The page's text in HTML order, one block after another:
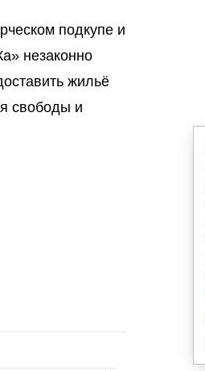
подкупе и
незаконно
жильё
свободы и